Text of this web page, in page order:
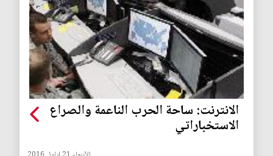
الانترنت: ساحة الحرب الناعمة والصراع
الاستخباراتي